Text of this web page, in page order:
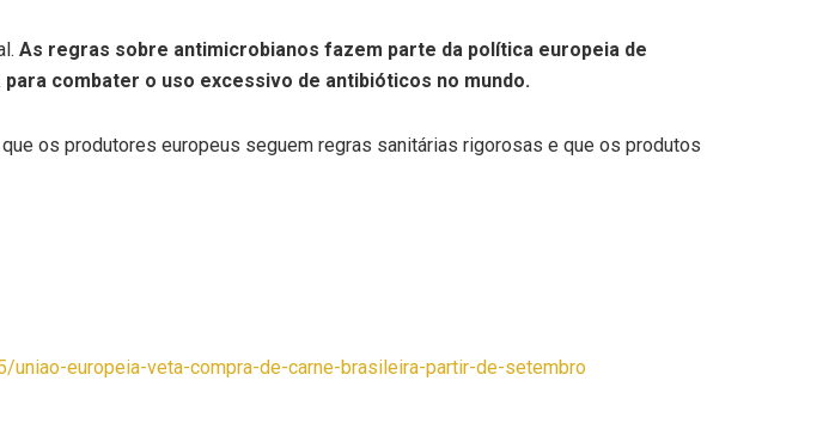
As regras sobre antimicrobianos fazem parte da política europeia de
combater o uso excessivo de antibióticos no mundo.
os produtores europeus seguem regras sanitárias rigorosas e que os produtos
europeia-veta-compra-de-carne-brasileira-partir-de-setembro